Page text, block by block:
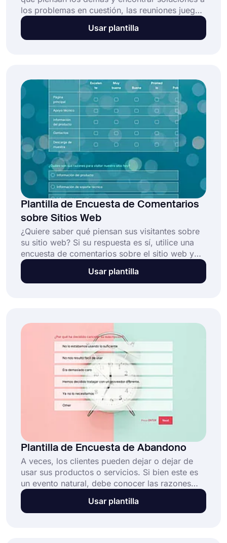
los problemas en cuestión, las reuniones juegan
un papel esencial en todos los negocios.
Naturalmente, las buenas reuniones conducirán
los asistentes a la reunión sobre las discusiones.
Cree su formulario de encuesta hoy mismo con
la plantilla de encuesta de comentarios de
reuniones de forms.app, ¡gratis!
Usar plantilla
Plantilla de Encuesta de Comentarios
sobre Sitios Web
¿Quiere saber qué piensan sus visitantes sobre
su sitio web? Si su respuesta es sí, utilice una
encuesta de comentarios sobre el sitio web y
disfrute de recibir comentarios
automáticamente. Puede insertar su cuestionario
hoy mismo la plantilla de encuesta de
comentarios del sitio web completamente
gratuita de forms.app y obtenga información
Usar plantilla
Plantilla de Encuesta de Abandono
A veces, los clientes pueden dejar o dejar de
usar sus productos o servicios. Si bien este es
un evento natural, debe conocer las razones
por las que se van. Esto le proporcionará
información valiosa y le ayudará a mejorar sus
Usar plantilla